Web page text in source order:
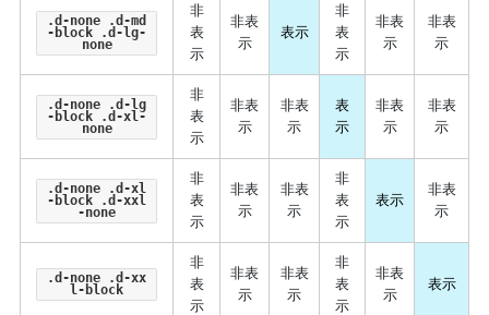
.d-none .d-md
-block .d-lg-
none
非
表
示
非表
示
表示
非
表
示
非表
示
非表
示
.d-none .d-lg
-block .d-xl-
none
非
表
示
非表
示
非表
示
表
示
非表
示
非表
示
.d-none .d-xl
-block .d-xxl
-none
非
表
示
非表
示
非表
示
非
表
示
表示
非表
示
.d-none .d-xx
l-block
非
表
示
非表
示
非表
示
非
表
示
非表
示
表示